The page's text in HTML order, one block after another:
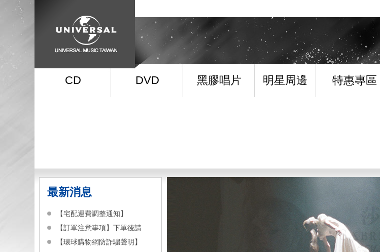
CD DVD 黑膠唱片 明星周邊 特惠專區
最新消息
【宅配運費調整通知】
【訂單注意事項】下單後請
【環球購物網防詐騙聲明】